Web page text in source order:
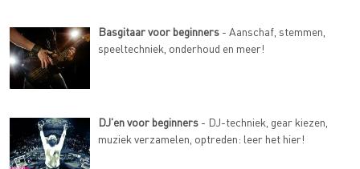
Basgitaar voor beginners - Aanschaf, stemmen,
speeltechniek, onderhoud en meer!
DJ'en voor beginners - DJ-techniek, gear kiezen,
muziek verzamelen, optreden: leer het hier!